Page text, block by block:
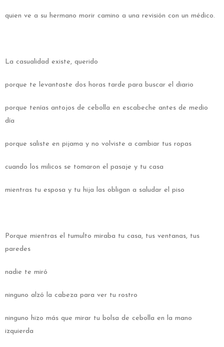
quien ve a su hermano morir camino a una revisión con un médico.
La casualidad existe, querido
porque te levantaste dos horas tarde para buscar el diario
porque tenías antojos de cebolla en escabeche antes de medio
día
porque saliste en pijama y no volviste a cambiar tus ropas
cuando los milicos se tomaron el pasaje y tu casa
mientras tu esposa y tu hija las obligan a saludar el piso
Porque mientras el tumulto miraba tu casa, tus ventanas, tus
paredes
nadie te miró
ninguno alzó la cabeza para ver tu rostro
ninguno hizo más que mirar tu bolsa de cebolla en la mano
izquierda